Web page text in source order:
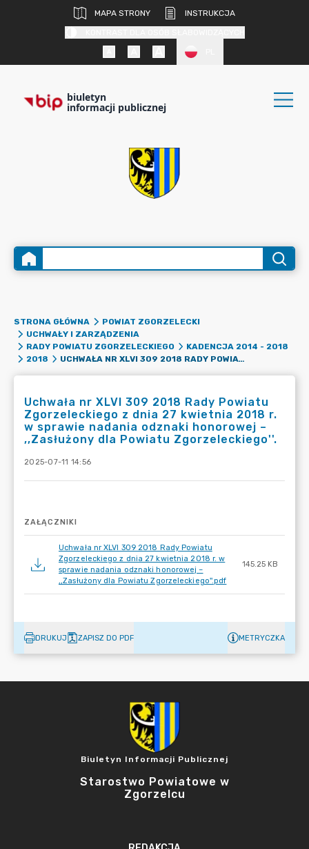
MAPA STRONY
INSTRUKCJA
biuletyn
informacji publicznej
STRONA GŁÓWNA
POWIAT ZGORZELECKI
UCHWAŁY I ZARZĄDZENIA
RADY POWIATU ZGORZELECKIEGO
KADENCJA 2014 - 2018
2018
UCHWAŁA NR XLVI 309 2018 RADY POWIATU ZGORZELECKIEGO Z DNIA 27 KWIETNIA 2018 R. W SPRAWIE NADANIA ODZNAKI HONOROWEJ – ,,ZASŁUŻONY DLA POWIATU ZGORZELECKIEGO''.
Uchwała nr XLVI 309 2018 Rady Powiatu
Zgorzeleckiego z dnia 27 kwietnia 2018 r.
w sprawie nadania odznaki honorowej –
,,Zasłużony dla Powiatu Zgorzeleckiego''.
2025-07-11 14:56
ZAŁĄCZNIKI
Uchwała nr XLVI 309 2018 Rady Powiatu
Zgorzeleckiego z dnia 27 kwietnia 2018 r. w
sprawie nadania odznaki honorowej –
,,Zasłużony dla Powiatu Zgorzeleckiego''.pdf
145.25 KB
DRUKUJ ZAPISZ DO PDF METRYCZKA
Biuletyn Informacji Publicznej
Starostwo Powiatowe w
Zgorzelcu